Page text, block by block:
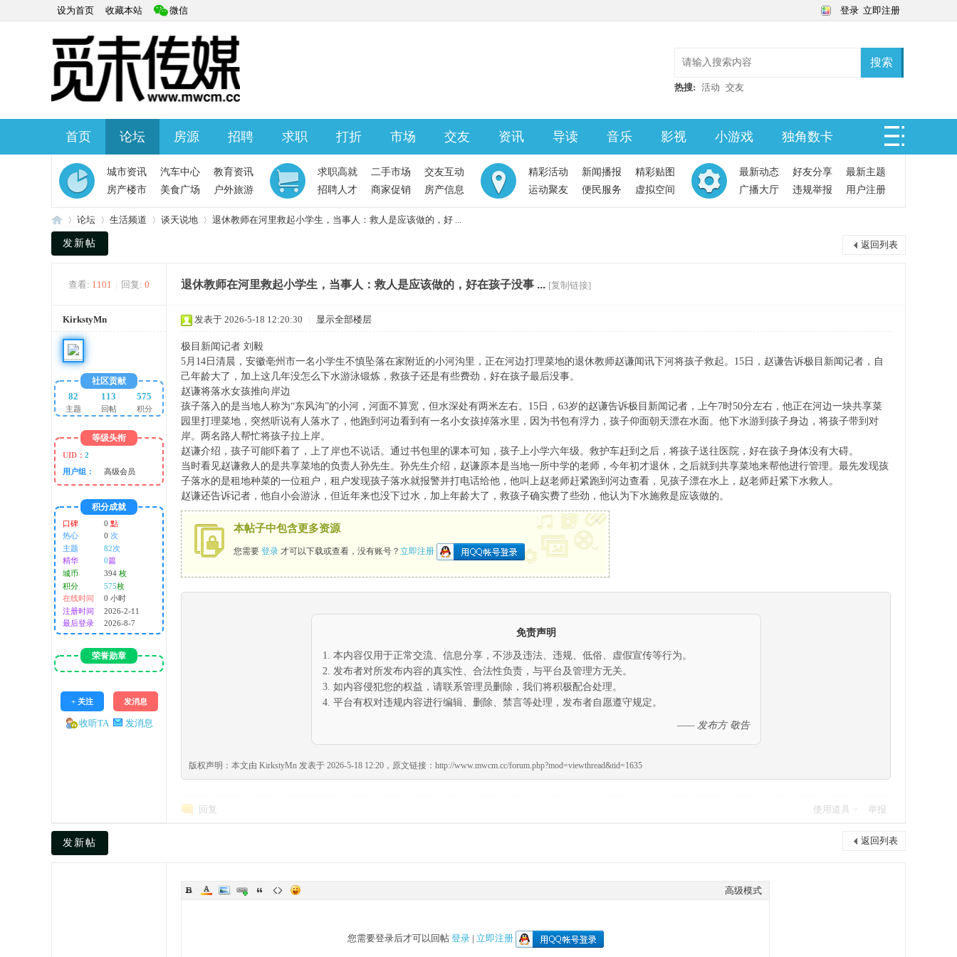
设为首页 收藏本站 微信 登录 立即注册
搜索
热搜: 活动 交友
快捷导航
首页 论坛 房源 招聘 求职 打折 市场 交友 资讯 导读 音乐 影视 小游戏 独角数卡
城市资讯 汽车中心
教育资讯
房产楼市
美食广场 户外旅游
求职高就 二手市场
交友互动
招聘人才
商家促销 房产信息
精彩活动 新闻播报
精彩贴图
运动聚友
便民服务 虚拟空间
最新动态 好友分享
最新主题
广播大厅
违规举报 用户注册
传
论坛
›
生活频道
›
谈天说地
›
退休教师在河里救起小学生，当事人：救人是应该做的，好 ...
返回列表
发新帖
查看: 1101 回复: 0 退休教师在河里救起小学生，当事人：救人是应该做的，好在孩子没事 ... [复制链接]
KirkstyMn
社区贡献
82
主题
113
回帖
575
积分
等级头衔
UID： 2
用户组：
高级会员
积分成就
口碑 0 點
热心
0 次
主题
82次
精华
0篇
城币
394 枚
积分
575枚
在线时间
0 小时
注册时间
2026-2-11
最后登录
2026-8-7
荣誉勋章
+ 关注 发消息
收听TA 发消息
发表于 2026-5-18 12:20:30 显示全部楼层
极目新闻记者 刘毅
5月14日清晨，安徽亳州市一名小学生不慎坠落在家附近的小河沟里，正在河边打理菜地的退休教师赵谦闻讯下河将孩子救起。15日，赵谦告诉极目新闻记者，自
己年龄大了，加上这几年没怎么下水游泳锻炼，救孩子还是有些费劲，好在孩子最后没事。
赵谦将落水女孩推向岸边
孩子落入的是当地人称为“东风沟”的小河，河面不算宽，但水深处有两米左右。15日，63岁的赵谦告诉极目新闻记者，上午7时50分左右，他正在河边一块共享菜
园里打理菜地，突然听说有人落水了，他跑到河边看到有一名小女孩掉落水里，因为书包有浮力，孩子仰面朝天漂在水面。他下水游到孩子身边，将孩子带到对
岸。两名路人帮忙将孩子拉上岸。
赵谦介绍，孩子可能吓着了，上了岸也不说话。通过书包里的课本可知，孩子上小学六年级。救护车赶到之后，将孩子送往医院，好在孩子身体没有大碍。
当时看见赵谦救人的是共享菜地的负责人孙先生。孙先生介绍，赵谦原本是当地一所中学的老师，今年初才退休，之后就到共享菜地来帮他进行管理。最先发现孩
子落水的是租地种菜的一位租户，租户发现孩子落水就报警并打电话给他，他叫上赵老师赶紧跑到河边查看，见孩子漂在水上，赵老师赶紧下水救人。
赵谦还告诉记者，他自小会游泳，但近年来也没下过水，加上年龄大了，救孩子确实费了些劲，他认为下水施救是应该做的。
本帖子中包含更多资源
您需要 登录 才可以下载或查看，没有账号？ 立即注册
×
免责声明
1. 本内容仅用于正常交流、信息分享，不涉及违法、违规、低俗、虚假宣传等行为。
2. 发布者对所发布内容的真实性、合法性负责，与平台及管理方无关。
3. 如内容侵犯您的权益，请联系管理员删除，我们将积极配合处理。
4. 平台有权对违规内容进行编辑、删除、禁言等处理，发布者自愿遵守规定。
—— 发布方 敬告
版权声明：本文由 KirkstyMn 发表于 2026-5-18 12:20，原文链接：http://www.mwcm.cc/forum.php?mod=viewthread&tid=1635
回复 使用道具 举报
返回列表
发新帖
高级模式
您需要登录后才可以回帖 登录| 立即注册